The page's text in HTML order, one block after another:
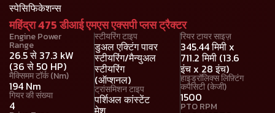
स्पेसिफिकेशन्स
महिंद्रा 475 डीआई एमएस एक्सपी प्लस ट्रैक्टर
Engine Power
Range
26.5 से 37.3 kW
(36 से 50 HP)
मैक्सिमम टॉर्क (Nm)
194 Nm
गियर की संख्या
4
स्टीयरिंग टाइप
डुअल एक्टिंग पावर
स्टीयरिंग/मैन्युअल
स्टीयरिंग
(ऑप्शनल)
ट्रांसमिशन टाइप
पर्शिअल कांस्टेंट
रियर टायर साइज़
345.44 मिमी x
711.2 मिमी (13.6
इंच x 28 इंच)
हाइड्रॉलिक्स लिफ़्टिंग
कपैसिटी (केजी)
1500
PTO RPM